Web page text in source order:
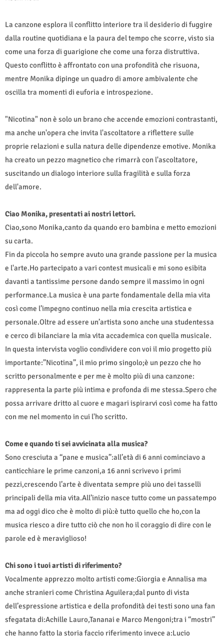
La canzone esplora il conflitto interiore tra il desiderio di fuggire
dalla routine quotidiana e la paura del tempo che scorre, visto sia
come una forza di guarigione che come una forza distruttiva.
Questo conflitto è affrontato con una profondità che risuona,
mentre Monika dipinge un quadro di amore ambivalente che
oscilla tra momenti di euforia e introspezione.
"Nicotina" non è solo un brano che accende emozioni contrastanti,
ma anche un'opera che invita l'ascoltatore a riflettere sulle
proprie relazioni e sulla natura delle dipendenze emotive. Monika
ha creato un pezzo magnetico che rimarrà con l'ascoltatore,
suscitando un dialogo interiore sulla fragilità e sulla forza
dell'amore.
Ciao Monika, presentati ai nostri lettori.
Ciao,sono Monika,canto da quando ero bambina e metto emozioni
su carta.
Fin da piccola ho sempre avuto una grande passione per la musica
e l'arte.Ho partecipato a vari contest musicali e mi sono esibita
davanti a tantissime persone dando sempre il massimo in ogni
performance.La musica è una parte fondamentale della mia vita
così come l’impegno continuo nella mia crescita artistica e
personale.Oltre ad essere un’artista sono anche una studentessa
e cerco di bilanciare la mia vita accademica con quella musicale.
In questa intervista voglio condividere con voi il mio progetto più
importante:”Nicotina”, il mio primo singolo;è un pezzo che ho
scritto personalmente e per me è molto più di una canzone:
rappresenta la parte più intima e profonda di me stessa.Spero che
possa arrivare dritto al cuore e magari ispirarvi così come ha fatto
con me nel momento in cui l'ho scritto.
Come e quando ti sei avvicinata alla musica?
Sono cresciuta a “pane e musica”:all’età di 6 anni cominciavo a
canticchiare le prime canzoni,a 16 anni scrivevo i primi
pezzi,crescendo l’arte è diventata sempre più uno dei tasselli
principali della mia vita.All’inizio nasce tutto come un passatempo
ma ad oggi dico che è molto di più:è tutto quello che ho,con la
musica riesco a dire tutto ciò che non ho il coraggio di dire con le
parole ed è meraviglioso!
Chi sono i tuoi artisti di riferimento?
Vocalmente apprezzo molto artisti come:Giorgia e Annalisa ma
anche stranieri come Christina Aguilera;dal punto di vista
dell’espressione artistica e della profondità dei testi sono una fan
sfegatata di:Achille Lauro,Tananai e Marco Mengoni;tra i “mostri”
che hanno fatto la storia faccio riferimento invece a:Lucio